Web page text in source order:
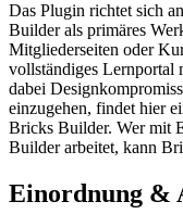
Das Plugin richtet sich
Builder als primäres
Mitgliederseiten oder
vollständiges Lernportal
dabei
einzugehen, findet hier
Bricks Builder. Wer mit
Builder arbeitet, kann
Einordnung &